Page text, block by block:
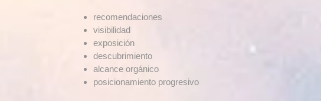
recomendaciones
visibilidad
exposición
descubrimiento
alcance orgánico
posicionamiento progresivo